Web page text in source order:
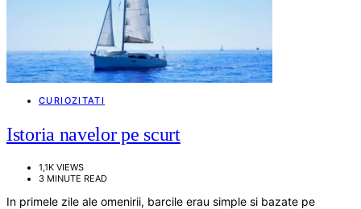
CURIOZITATI
Istoria navelor pe scurt
1,1K VIEWS
3 MINUTE READ
In primele zile ale omenirii, barcile erau simple si bazate pe